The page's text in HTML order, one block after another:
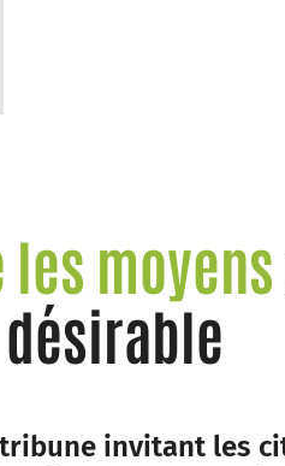
les moyens
tribune invitant les